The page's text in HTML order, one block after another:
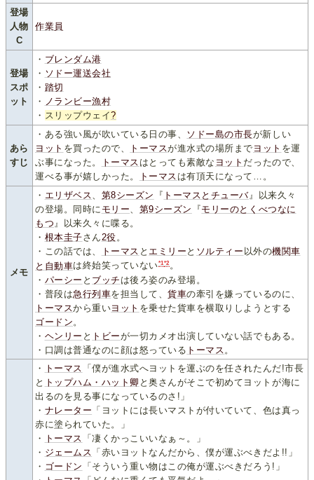
登場
人物
C
作業員
登場
スポ
ット
・ ブレンダム港
・ ソドー運送会社
・ 踏切
・ ノランビー漁村
・ スリップウェイ?
あら
すじ
・ある強い風が吹いている日の事、 ソドー島の市長が新しい
ヨット を買ったので、 トーマスが進水式の場所まで ヨット を運
ぶ事になった。
トーマス はとっても素敵な ヨット だったので、
運べる事が嬉しかった。
トーマス は有頂天になって…。
メモ
・ エリザベス、 第8シーズン 『 トーマスとチューバ』以来久々
の登場。同時に モリー、 第9シーズン 『モリーのとくべつなに
もつ』以来久々に喋る。
・ 根本圭子さん2役。
・この話では、
トーマス と エミリー と ソルティー 以外の機関車
と 自動車は終始笑っていない*1*2。
・ パーシー と ブッチ は後ろ姿のみ登場。
・普段は急行列車を担当して、貨車の牽引を嫌っているのに、
トーマスから重いヨット を乗せた貨車を横取りしようとする
ゴードン 。
・ ヘンリー と トビーが一切カメオ出演していない話でもある。
・口調は普通なのに顔は怒っている トーマス 。
・
トーマス 「僕が進水式へヨットを運ぶのを任されたんだ!市長
と トップハム・ハット卿 と奥さんがそこで初めてヨットが海に
出るのを見る事になっているのさ!」
・ ナレーター 「ヨットには長いマストが付いていて、色は真っ
赤に塗られていた。」
・
トーマス 「凄くかっこいいなぁ～。」
・ ジェームス 「赤いヨットなんだから、僕が運ぶべきだよ!!」
・ ゴードン 「そういう重い物はこの俺が運ぶべきだろう!」